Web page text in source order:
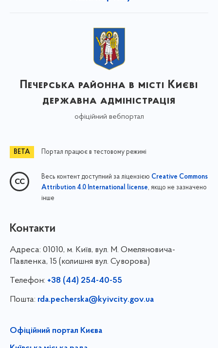
Печерська районна в місті Києві
державна адміністрація
офіційний вебпортал
Портал працює в тестовому режимі
Весь контент доступний за ліцензією Creative Commons
Attribution 4.0 International license, якщо не зазначено
інше
Контакти
Адреса: 01010, м. Київ, вул. М. Омеляновича-
Павленка, 15 (колишня вул. Суворова)
Телефон: +38 (44) 254-40-55
Пошта: rda.pecherska@kyivcity.gov.ua
Офіційний портал Києва